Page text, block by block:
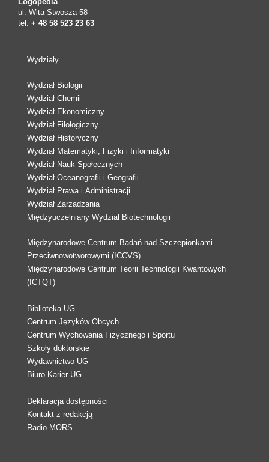
ul. Wita Stwosza 58
tel. + 48 58 523 23 63
Wydziały
Wydział Biologii
Wydział Chemii
Wydział Ekonomiczny
Wydział Filologiczny
Wydział Historyczny
Wydział Matematyki, Fizyki i Informatyki
Wydział Nauk Społecznych
Wydział Oceanografii i Geografii
Wydział Prawa i Administracji
Wydział Zarządzania
Międzyuczelniany Wydział Biotechnologii
Międzynarodowe Centrum Badań nad Szczepionkami
Przeciwnowotworowymi (ICCVS)
Międzynarodowe Centrum Teorii Technologii Kwantowych
(ICTQT)
Biblioteka UG
Centrum Języków Obcych
Centrum Wychowania Fizycznego i Sportu
Szkoły doktorskie
Wydawnictwo UG
Biuro Karier UG
Deklaracja dostępności
Kontakt z redakcją
Radio MORS